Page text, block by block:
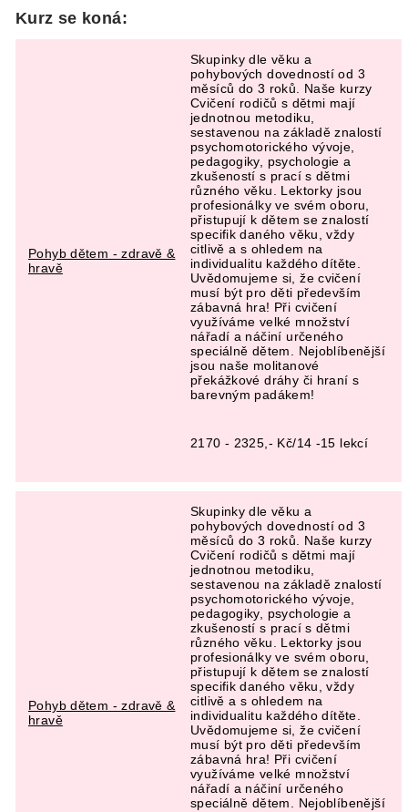
Kurz se koná:
Pohyb dětem - zdravě &
hravě
Skupinky dle věku a
pohybových dovedností od 3
měsíců do 3 roků. Naše kurzy
Cvičení rodičů s dětmi mají
jednotnou metodiku,
sestavenou na základě znalostí
psychomotorického vývoje,
pedagogiky, psychologie a
zkušeností s prací s dětmi
různého věku. Lektorky jsou
profesionálky ve svém oboru,
přistupují k dětem se znalostí
specifik daného věku, vždy
citlivě a s ohledem na
individualitu každého dítěte.
Uvědomujeme si, že cvičení
musí být pro děti především
zábavná hra! Při cvičení
využíváme velké množství
nářadí a náčiní určeného
speciálně dětem. Nejoblíbenější
jsou naše molitanové
překážkové dráhy či hraní s
barevným padákem!
2170 - 2325,- Kč/14 -15 lekcí
Pohyb dětem - zdravě &
hravě
Skupinky dle věku a
pohybových dovedností od 3
měsíců do 3 roků. Naše kurzy
Cvičení rodičů s dětmi mají
jednotnou metodiku,
sestavenou na základě znalostí
psychomotorického vývoje,
pedagogiky, psychologie a
zkušeností s prací s dětmi
různého věku. Lektorky jsou
profesionálky ve svém oboru,
přistupují k dětem se znalostí
specifik daného věku, vždy
citlivě a s ohledem na
individualitu každého dítěte.
Uvědomujeme si, že cvičení
musí být pro děti především
zábavná hra! Při cvičení
využíváme velké množství
nářadí a náčiní určeného
speciálně dětem. Nejoblíbenější